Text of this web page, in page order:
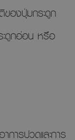
ของปุ่มกระดูก
ะดูกอ่อน หรือ
การปวดและการ